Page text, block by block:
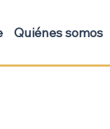
Quiénes somos